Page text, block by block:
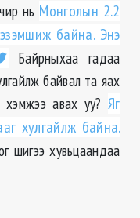
нь Монголын 2.2
байна. Энэ
Байрныхаа гадаа
байвал та яах
хэмжээ авах уу? Яг
хулгайлж байна.
шигээ хувьцаандаа